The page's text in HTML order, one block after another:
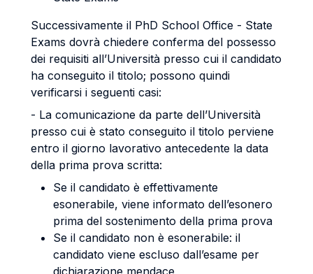
Successivamente il PhD School Office - State
Exams dovrà chiedere conferma del possesso
dei requisiti all’Università presso cui il candidato
ha conseguito il titolo; possono quindi
verificarsi i seguenti casi:
- La comunicazione da parte dell’Università
presso cui è stato conseguito il titolo perviene
entro il giorno lavorativo antecedente la data
della prima prova scritta:
Se il candidato è effettivamente
esonerabile, viene informato dell’esonero
prima del sostenimento della prima prova
Se il candidato non è esonerabile: il
candidato viene escluso dall’esame per
dichiarazione mendace